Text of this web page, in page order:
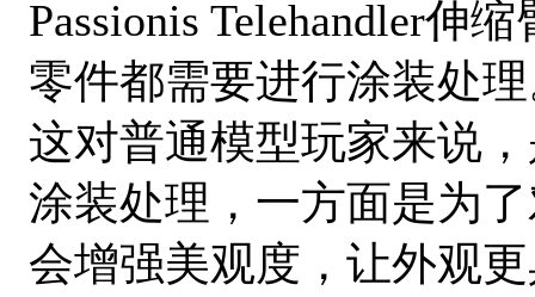
Passionis Telehandler伸
零件都需要进行涂装处
这对普通模型玩家来说
涂装处理，一方面是为
会增强美观度，让外观